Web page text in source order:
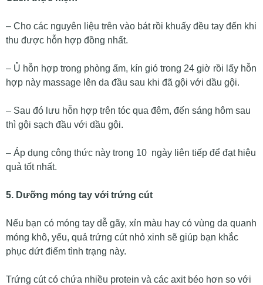
– Cho các nguyên liệu trên vào bát rồi khuấy đều tay đến khi
thu được hỗn hợp đồng nhất.
– Ủ hỗn hợp trong phòng ấm, kín gió trong 24 giờ rồi lấy hỗn
hợp này massage lên da đầu sau khi đã gội với dầu gội.
– Sau đó lưu hỗn hợp trên tóc qua đêm, đến sáng hôm sau
thì gội sạch đầu với dầu gội.
– Áp dụng công thức này trong 10 ngày liên tiếp để đạt hiệu
quả tốt nhất.
5. Dưỡng móng tay với trứng cút
Nếu bạn có móng tay dễ gãy, xỉn màu hay có vùng da quanh
móng khô, yếu, quả trứng cút nhỏ xinh sẽ giúp bạn khắc
phục dứt điểm tình trạng này.
Trứng cút có chứa nhiều protein và các axit béo hơn so với